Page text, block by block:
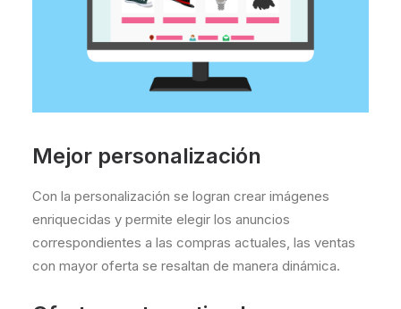
Mejor personalización
Con la personalización se logran crear imágenes
enriquecidas y permite elegir los anuncios
correspondientes a las compras actuales, las ventas
con mayor oferta se resaltan de manera dinámica.